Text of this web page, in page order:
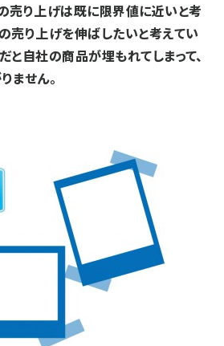
売り上げは既に限界値に近いと考
売り上げを伸ばしたいと考えてい
と自社の商品が埋もれてしまって、
ません。